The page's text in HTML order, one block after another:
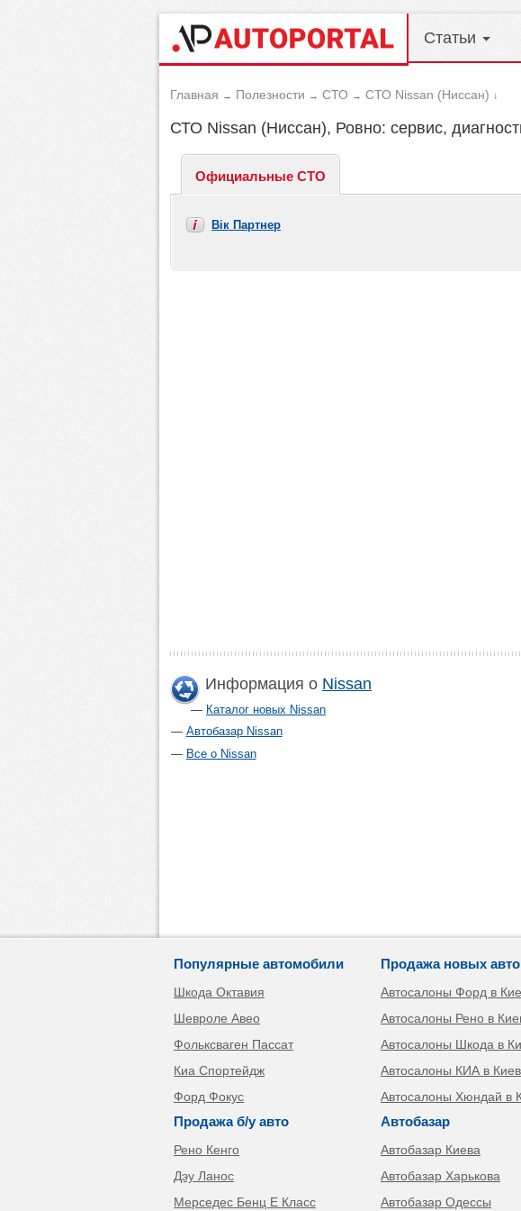
Статьи
Главная → Полезности → СТО → СТО Nissan (Ниссан) ↓
СТО Nissan (Ниссан), Ровно: сервис,
Официальные СТО
Вік Партнер
Информация о Nissan
Каталог новых Nissan
Автобазар Nissan
Все о Nissan
Популярные автомобили
Шкода Октавия
Шевроле Авео
Фольксваген Пассат
Киа Спортейдж
Форд Фокус
Продажа б/у авто
Рено Кенго
Дэу Ланос
Мерседес Бенц Е Класс
Продажа новых авто
Автосалоны Форд в
Автосалоны Рено в
Автосалоны Шкода в
Автосалоны КИА в
Автосалоны Хюндай в
Автобазар
Автобазар Киева
Автобазар Харькова
Автобазар Одессы